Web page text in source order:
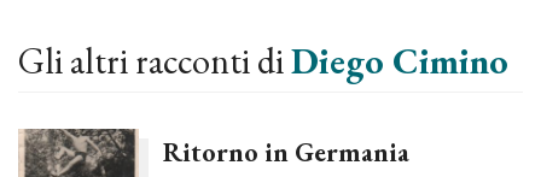
Gli altri racconti diDiego Cimino
Ritorno in Germania